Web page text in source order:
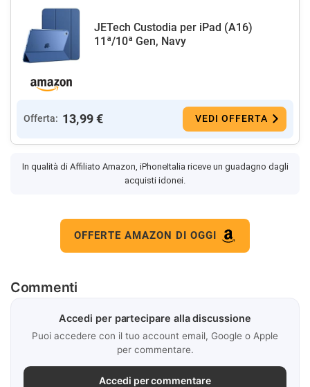
JETech Custodia per iPad (A16)
11ª/10ª Gen, Navy
Offerta: 13,99 € VEDI OFFERTA
In qualità di Affiliato Amazon, iPhoneItalia riceve un guadagno dagli
acquisti idonei.
OFFERTE AMAZON DI OGGI
Commenti
Accedi per partecipare alla discussione
Puoi accedere con il tuo account email, Google o Apple
per commentare.
Accedi per commentare